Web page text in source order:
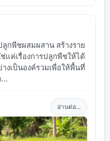
กพืชผสมผสาน สร้างราย
แค่เรื่องการปลูกพืชให้ได้
งเป็นองค์รวมเพื่อให้พื้นที่
อ่านต่อ...